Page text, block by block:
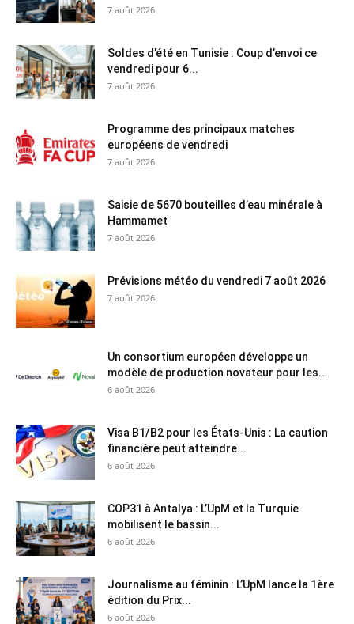
7 août 2026
Soldes d’été en Tunisie : Coup d’envoi ce
vendredi pour 6...
7 août 2026
Programme des principaux matches
européens de vendredi
7 août 2026
Saisie de 5670 bouteilles d’eau minérale à
Hammamet
7 août 2026
Prévisions météo du vendredi 7 août 2026
7 août 2026
Un consortium européen développe un
modèle de production novateur pour les...
6 août 2026
Visa B1/B2 pour les États-Unis : La caution
financière peut atteindre...
6 août 2026
COP31 à Antalya : L’UpM et la Turquie
mobilisent le bassin...
6 août 2026
Journalisme au féminin : L’UpM lance la 1ère
édition du Prix...
6 août 2026